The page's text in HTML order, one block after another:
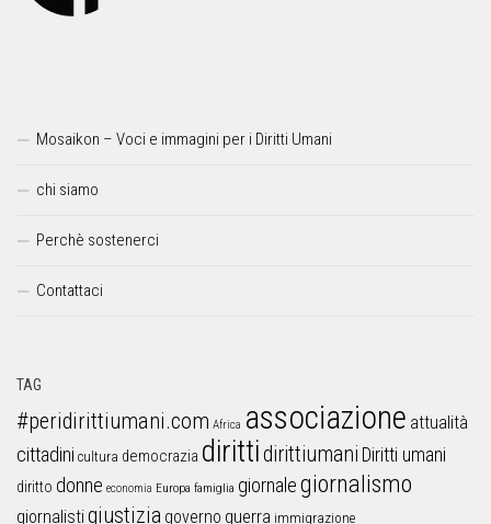
Mosaikon – Voci e immagini per i Diritti Umani
chi siamo
Perchè sostenerci
Contattaci
TAG
#peridirittiumani.com Africa associazione attualità
cittadini cultura democrazia dirittidirittiumani Diritti umani
diritto donne economia Europa famiglia giornalegiornalismo
giornalistigiustizia governo guerra immigrazione